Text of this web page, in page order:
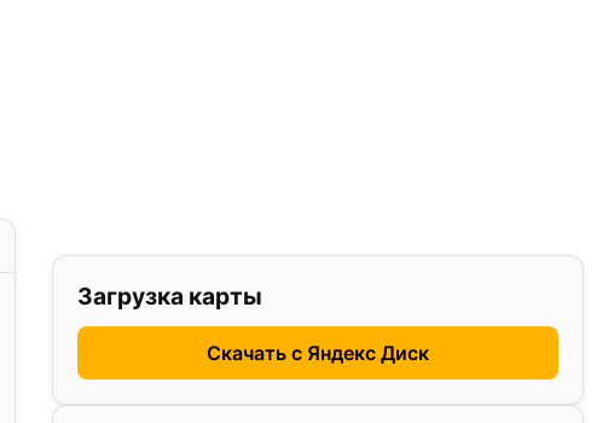
Загрузка карты
Скачать с Яндекс Диск